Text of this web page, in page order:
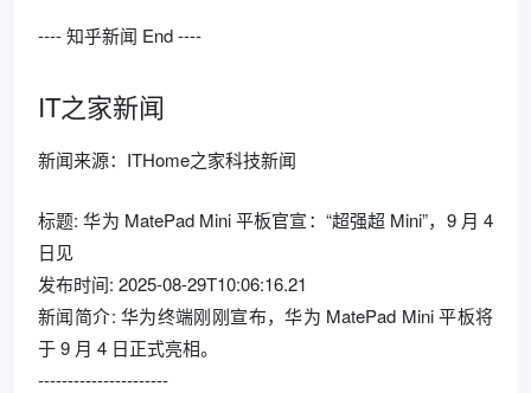
---- 知乎新闻 End ----
IT之家新闻
新闻来源：ITHome之家科技新闻
标题: 华为 MatePad Mini 平板官宣：“超强超 Mini”，9 月 4
日见
发布时间: 2025-08-29T10:06:16.21
新闻简介: 华为终端刚刚宣布，华为 MatePad Mini 平板将
于 9 月 4 日正式亮相。
----------------------